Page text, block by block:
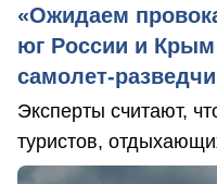
«Ожидаем
юг России и
самолет-
Эксперты считают,
туристов,